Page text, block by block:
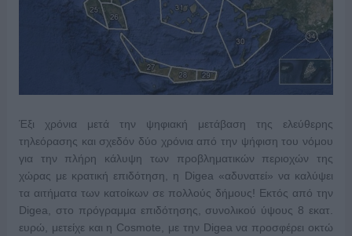
Έξι χρόνια μετά την ψηφιακή μετάβαση της ελεύθερης
τηλεόρασης και σχεδόν δύο χρόνια από την ψήφιση του νόμου
για την πλήρη κάλυψη των προβληματικών περιοχών της
χώρας με κρατική επιδότηση, η Digea «αδυνατεί» να καλύψει
τα αιτήματα των κατοίκων σε πολλούς δήμους! Εκτός από την
Digea, στο πρόγραμμα επιδότησης, συνολικού ύψους 8 εκατ.
ευρώ, μετείχε και η Cosmote, με την Digea να προσφέρει οκτώ